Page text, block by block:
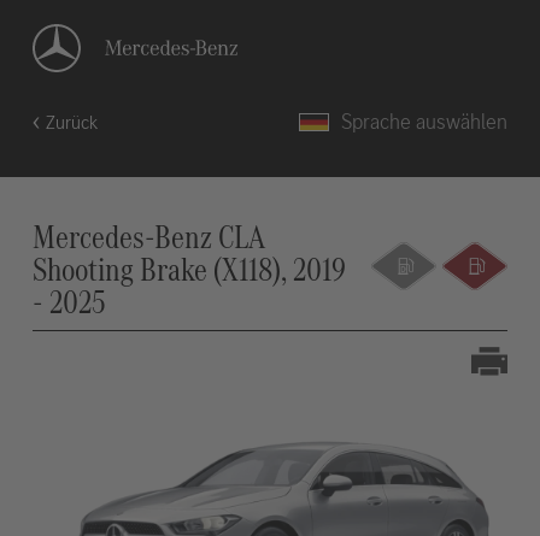
Zurück Sprache auswählen
Mercedes-Benz CLA
Shooting Brake (X118), 2019
- 2025